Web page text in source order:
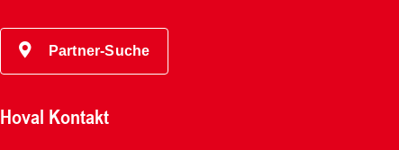
Partner-Suche
Hoval Kontakt